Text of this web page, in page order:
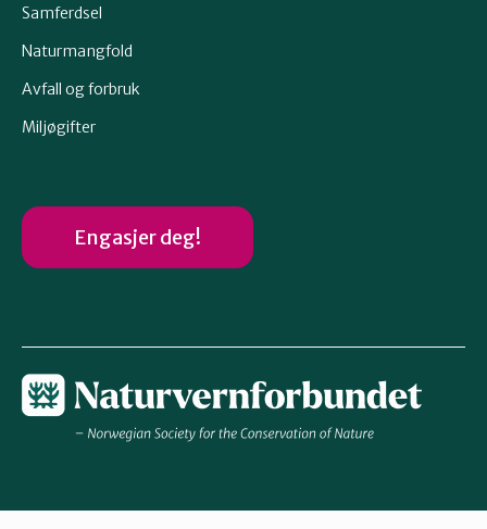
Samferdsel
Naturmangfold
Avfall og forbruk
Miljøgifter
Engasjer deg!